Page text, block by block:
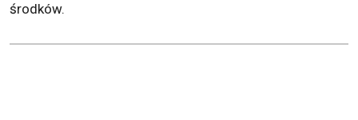
środków.